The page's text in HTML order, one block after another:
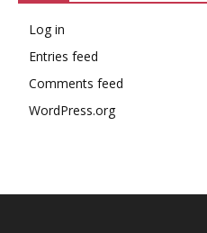
Log in
Entries feed
Comments feed
WordPress.org